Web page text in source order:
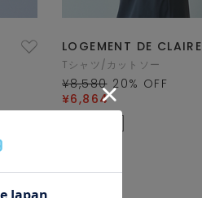
LOGEMENT DE CLAIRE
Tシャツ/カットソー
¥8,580 20% OFF
¥6,864